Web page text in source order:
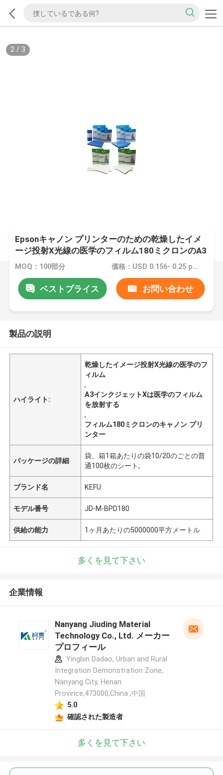
2/ 3
Epsonキャノン プリンターのための乾燥したイメ
ージ投射X光線の医学のフィルム180ミクロンのA3
のインクジェット
MOQ：100部分 価格：USD 0.156- 0.25 per sheet
ベストプライス お問い合わせ
製品の説明
ハイライト:
乾燥したイメージ投射X光線の医学のフ
ィルム
,
A3インクジェットXは医学のフィルム
を放射する
,
フィルム180ミクロンのキャノン プリ
ンター
パッケージの詳細
袋、箱1箱あたりの袋10/20のごとの普
通100枚のシート;
ブランド名 KEFU
モデル番号 JD-M-BPD180
供給の能力 1ヶ月あたりの5000000平方メートル
多くを見て下さい
企業情報
Nanyang Jiuding Material
Technology Co., Ltd. メーカー
プロフィール
Yingbin Dadao, Urban and Rural
Integration Demonstration Zone,
Nanyang City, Henan
Province,473000,China ,中国
5.0
確認された製造者
多くを見て下さい